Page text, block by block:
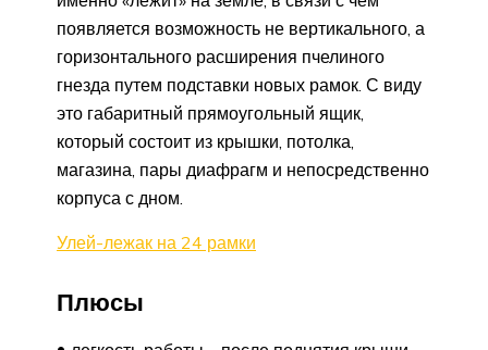
появляется возможность не вертикального, а
горизонтального расширения пчелиного
гнезда путем подставки новых рамок. С виду
это габаритный прямоугольный ящик,
который состоит из крышки, потолка,
магазина, пары диафрагм и непосредственно
корпуса с дном.
Улей-лежак на 24 рамки
Плюсы